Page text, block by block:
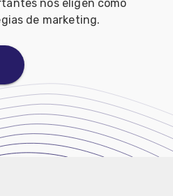
nos eligen como
de marketing.